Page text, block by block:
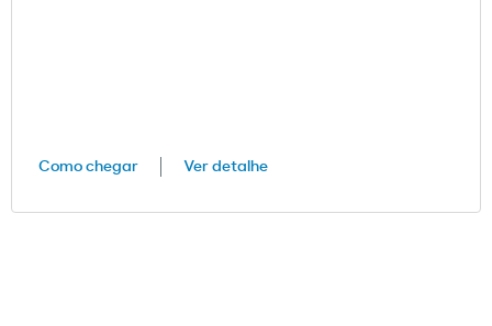
Como chegar Ver detalhe